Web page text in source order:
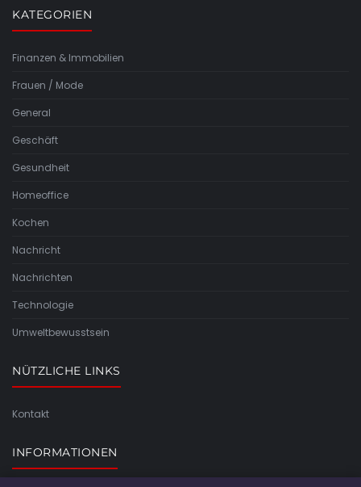
KATEGORIEN
Finanzen & Immobilien
Frauen / Mode
General
Geschäft
Gesundheit
Homeoffice
Kochen
Nachricht
Nachrichten
Technologie
Umweltbewusstsein
NÜTZLICHE LINKS
Kontakt
INFORMATIONEN